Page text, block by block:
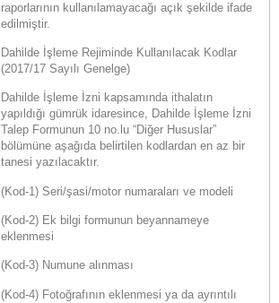
raporlarının kullanılamayacağı açık şekilde ifade
edilmiştir.
Dahilde İşleme Rejiminde Kullanılacak Kodlar
(2017/17 Sayılı Genelge)
Dahilde İşleme İzni kapsamında ithalatın
yapıldığı gümrük idaresince, Dahilde İşleme İzni
Talep Formunun 10 no.lu “Diğer Hususlar”
bölümüne aşağıda belirtilen kodlardan en az bir
tanesi yazılacaktır.
(Kod-1) Seri/şasi/motor numaraları ve modeli
(Kod-2) Ek bilgi formunun beyannameye
eklenmesi
(Kod-3) Numune alınması
(Kod-4) Fotoğrafının eklenmesi ya da ayrıntılı